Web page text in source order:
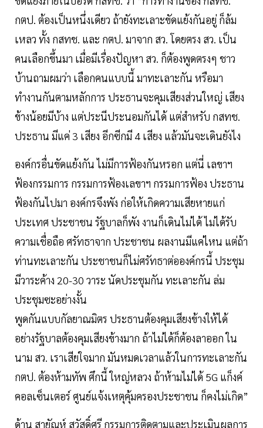
กตป. ต้องเป็นหนึ่งเดียว ถ้ายังทะเลาะขัดแย้งกันอยู่ ก็ล้ม
เหลว ทั้ง กสทช. และ กตป. มาจาก สว. โดยตรง สว. เป็น
คนเลือกขึ้นมา เมื่อมีเรื่องปัญหา สว. ก็ต้องพูดตรงๆ ชาว
บ้านถามผมว่า เลือกคนแบบนี้ มาทะเลาะกัน หรือมา
ทำงานกันตามหลักการ ประธานจะคุมเสียงส่วนใหญ่ เสียง
ข้างน้อยมีบ้าง แต่ประนีประนอมกันได้ แต่สำหรับ กสทช.
ประธาน มีแค่ 3 เสียง อีกซีกมี 4 เสียง แล้วมันจะเดินยังไง
องค์กรอื่นขัดแย้งกัน ไม่มีการฟ้องกันหรอก แต่นี่ เลขาฯ
ฟ้องกรรมการ กรรมการฟ้องเลขาฯ กรรมการฟ้อง ประธาน
ฟ้องกันไปมา องค์กรจึงพัง ก่อให้เกิดความเสียหายแก่
ประเทศ ประชาชน รัฐบาลก็พัง งานก็เดินไม่ได้ ไม่ได้รับ
ความเชื่อถือ ศรัทธาจาก ประชาชน ผลงานมีแค่ไหน แต่ถ้า
ท่านทะเลาะกัน ประชาชนก็ไม่ศรัทธาต่อองค์กรนี้ ประชุม
มีวาระค้าง 20-30 วาระ นัดประชุมกัน ทะเลาะกัน ล่ม
ประชุมซะอย่างงั้น
พูดกันแบบกัลยาณมิตร ประธานต้องคุมเสียงข้างให้ได้
อย่างรัฐบาลต้องคุมเสียงข้างมาก ถ้าไม่ได้ก็ต้องลาออก ใน
นาม สว. เราเสียใจมาก มันหมดเวลาแล้วในการทะเลาะกัน
กตป. ต้องห้ามทัพ ศึกนี้ ใหญ่หลวง ถ้าห้ามไม่ได้ 5G แก็งค์
คอลเซ็นเตอร์ ศูนย์แจ้งเหตุคุ้มครองประชาชน ก็คงไม่เกิด”
ด้าน สายัณห์ สวัสดิ์ศรี กรรมการติดตามและประเมินผลการ